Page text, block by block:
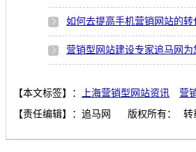
如何去提高手机营销网站的转
营销型网站建设专家追马网
【本文标签】： 上海营销型网站资讯 营
【责任编辑】： 追马网 版权所有： 转